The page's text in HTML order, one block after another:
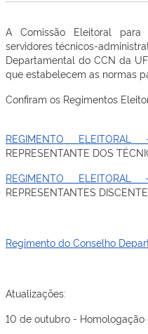
A Comissão Eleitoral
servidores técnicos-
Departamental do CCN da
que estabelecem as normas
Confiram os Regimentos
REGIMENTO
REPRESENTANTE DOS
REGIMENTO
REPRESENTANTES
Regimento do Conselho
Atualizações:
10 de outubro - Homologação